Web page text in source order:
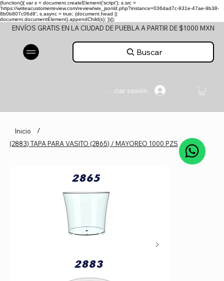
(function(){ var s = document.createElement('script'); s.src =
'https://writeacustomerreview.com/review/wix_jsonld.php?instance=036dad7c-931e-47ae-9b38-
8b0b807c06d8'; s.async = true; (document.head ||
document.documentElement).appendChild(s); })();
ENVÍOS GRATIS EN LA CIUDAD DE PUEBLA A PARTIR DE $1000 MXN
Buscar
Iniciar sesión
Inicio /
(2883) TAPA PARA VASITO (2865) / MAYOREO 1000 PZS